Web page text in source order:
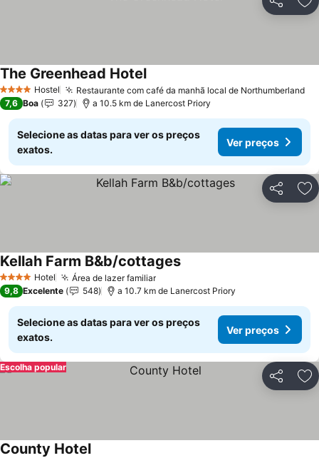
Partilhar
4 EstrelasHostel Restaurante com café da manhã local de Northumberland
The Greenhead Hotel
7,6 Boa 327 a 10.5 km de Lanercost Priory
Selecione as datas para ver os preços
exatos.
Ver preços
Partilhar
4 EstrelasHotel Área de lazer familiar
Kellah Farm B&b/cottages
9,8 Excelente 548 a 10.7 km de Lanercost Priory
Selecione as datas para ver os preços
exatos.
Ver preços
Partilhar
Escolha popular
County Hotel